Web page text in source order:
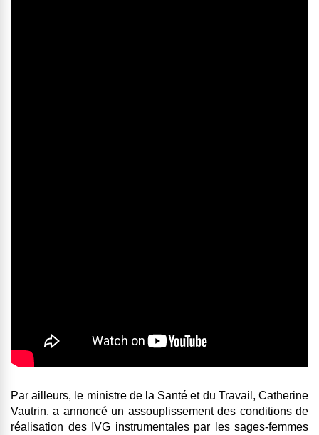
Par ailleurs, le ministre de la Santé et du Travail, Catherine
Vautrin, a annoncé un assouplissement des conditions de
réalisation des IVG instrumentales par les sages-femmes